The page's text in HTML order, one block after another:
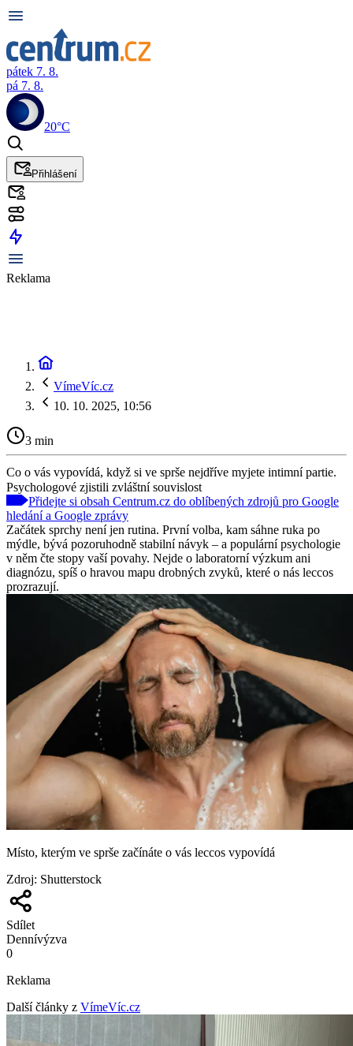
pátek 7. 8.
pá 7. 8.
20°C
Přihlášení
Reklama
VímeVíc.cz
10. 10. 2025, 10:56
3 min
Co o vás vypovídá, když si ve sprše nejdříve myjete intimní partie.
Psychologové zjistili zvláštní souvislost
Přidejte si obsah Centrum.cz do oblíbených zdrojů pro Google
hledání a Google zprávy
Začátek sprchy není jen rutina. První volba, kam sáhne ruka po
mýdle, bývá pozoruhodně stabilní návyk – a populární psychologie
v něm čte stopy vaší povahy. Nejde o laboratorní výzkum ani
diagnózu, spíš o hravou mapu drobných zvyků, které o nás leccos
prozrazují.
Místo, kterým ve sprše začínáte o vás leccos vypovídá
Zdroj: Shutterstock
Sdílet
Dennívýzva
0
Reklama
Další články z VímeVíc.cz